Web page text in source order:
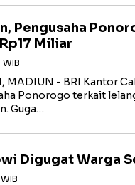
Pengusaha
Miliar
MADIUN - BRI Kantor
Ponorogo terkait
Guga…
Digugat Warga